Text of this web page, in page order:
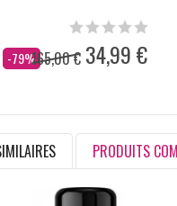
-79%
Dès 165,00 € 34,99 €
PRODUITS